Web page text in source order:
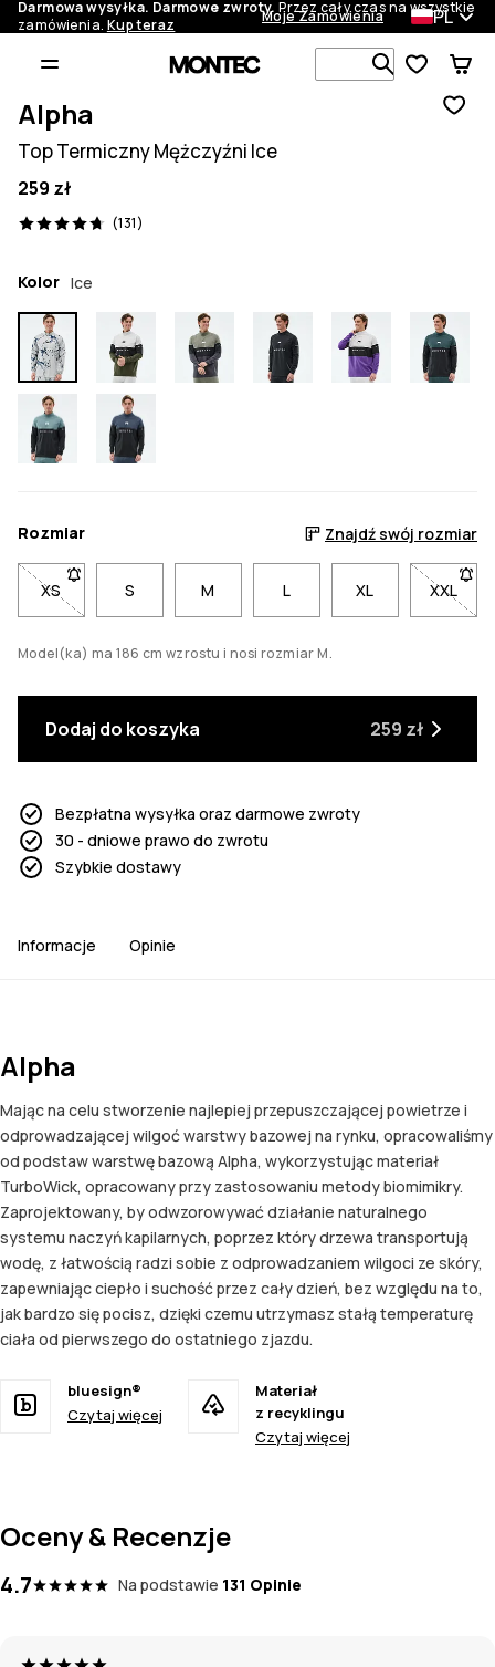
Darmowa wysyłka. Darmowe zwroty. Przez cały czas na wszystkie
zamówienia. Kup teraz Moje Zamówienia PL
Szukaj w 1
Alpha
Top Termiczny Mężczyźni Ice
259 zł
(131)
131 recenzje, 4.7/5
Kolor Ice
Rozmiar Znajdź swój rozmiar
XS- Rozmiar XS niedostępny. Kliknij, aby otrzymać
S M L XL XXL
-
Model(ka) ma 186 cm wzrostu i nosi rozmiar M.
Dodaj do koszyka 259 zł
Bezpłatna wysyłka oraz darmowe zwroty
30 - dniowe prawo do zwrotu
Szybkie dostawy
Informacje Opinie
Alpha
Mając na celu stworzenie najlepiej przepuszczającej powietrze i
odprowadzającej wilgoć warstwy bazowej na rynku, opracowaliśmy
od podstaw warstwę bazową Alpha, wykorzystując materiał
TurboWick, opracowany przy zastosowaniu metody biomimikry.
Zaprojektowany, by odwzorowywać działanie naturalnego
systemu naczyń kapilarnych, poprzez który drzewa transportują
wodę, z łatwością radzi sobie z odprowadzaniem wilgoci ze skóry,
zapewniając ciepło i suchość przez cały dzień, bez względu na to,
jak bardzo się pocisz, dzięki czemu utrzymasz stałą temperaturę
ciała od pierwszego do ostatniego zjazdu.
bluesign®
Czytaj więcej
Materiał
z recyklingu
Czytaj więcej
Oceny & Recenzje
4.7 Na podstawie 131 Opinie